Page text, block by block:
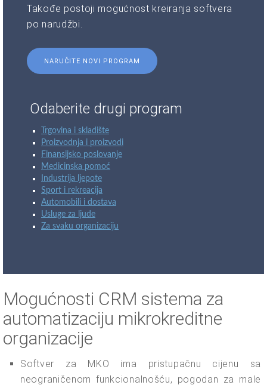
Takođe postoji mogućnost kreiranja softvera
po narudžbi.
NARUČITE NOVI PROGRAM
Odaberite drugi program
Trgovina i skladište
Proizvodnja i proizvodi
Finansijsko poslovanje
Medicinska pomoć
Industrija ljepote
Sport i rekreacija
Automobili i dostava
Usluge za ljude
Za svaku organizaciju
Mogućnosti CRM sistema za
automatizaciju mikrokreditne
organizacije
Softver za MKO ima pristupačnu cijenu sa
neograničenom funkcionalnošću, pogodan za male